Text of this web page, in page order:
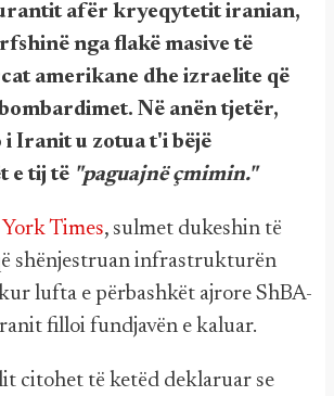
afër kryeqytetit iranian,
nga flakë masive të
amerikane dhe izraelite që
Në anën tjetër,
Iranit u zotua t'i bëjë
e tij të "paguajnë çmimin."
Times, sulmet dukeshin të
shënjestruan infrastrukturën
lufta e përbashkët ajrore ShBA-
filloi fundjavën e kaluar.
citohet të ketëd deklaruar se